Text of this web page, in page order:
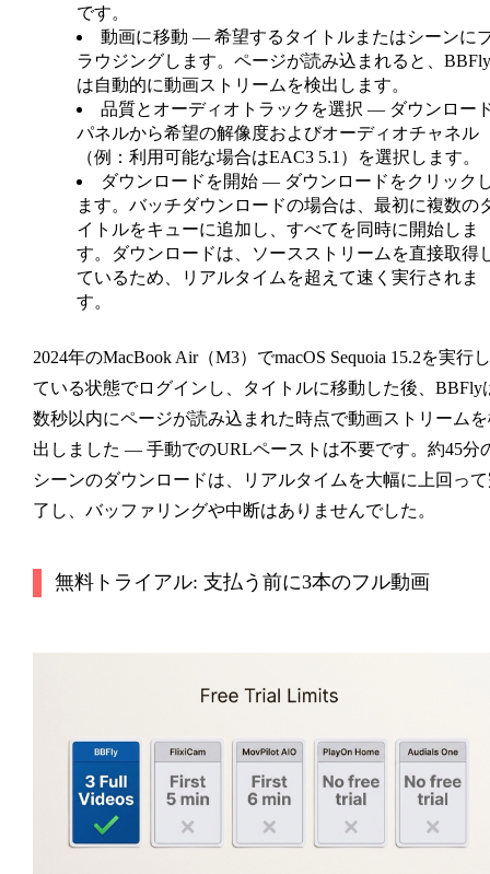
です。
動画に移動 — 希望するタイトルまたはシーンに
ラウジングします。ページが読み込まれると、BBFly
は自動的に動画ストリームを検出します。
品質とオーディオトラックを選択 — ダウンロー
パネルから希望の解像度およびオーディオチャネル
（例：利用可能な場合はEAC3 5.1）を選択します。
ダウンロードを開始— ダウンロードをクリック
ます。バッチダウンロードの場合は、最初に複数の
イトルをキューに追加し、すべてを同時に開始しま
す。ダウンロードは、ソースストリームを直接取得
ているため、リアルタイムを超えて速く実行されま
す。
2024年のMacBook Air（M3）でmacOS Sequoia 15.2を実行し
ている状態でログインし、タイトルに移動した後、BBFly
数秒以内にページが読み込まれた時点で動画ストリーム
出しました — 手動でのURLペーストは不要です。約45分
シーンのダウンロードは、リアルタイムを大幅に上回っ
了し、バッファリングや中断はありませんでした。
無料トライアル: 支払う前に3本のフル動画